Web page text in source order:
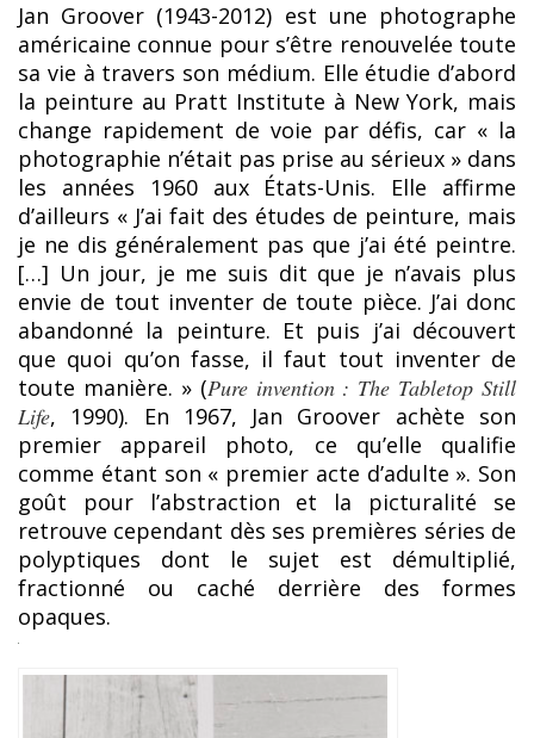
Jan Groover (1943-2012) est une photographe
américaine connue pour s’être renouvelée toute
sa vie à travers son médium. Elle étudie d’abord
la peinture au Pratt Institute à New York, mais
change rapidement de voie par défis, car « la
photographie n’était pas prise au sérieux » dans
les années 1960 aux États-Unis. Elle affirme
d’ailleurs « J’ai fait des études de peinture, mais
je ne dis généralement pas que j’ai été peintre.
[…] Un jour, je me suis dit que je n’avais plus
envie de tout inventer de toute pièce. J’ai donc
abandonné la peinture. Et puis j’ai découvert
que quoi qu’on fasse, il faut tout inventer de
toute manière. » (Pure invention : The Tabletop Still
Life, 1990). En 1967, Jan Groover achète son
premier appareil photo, ce qu’elle qualifie
comme étant son « premier acte d’adulte ». Son
goût pour l’abstraction et la picturalité se
retrouve cependant dès ses premières séries de
polyptiques dont le sujet est démultiplié,
fractionné ou caché derrière des formes
opaques.